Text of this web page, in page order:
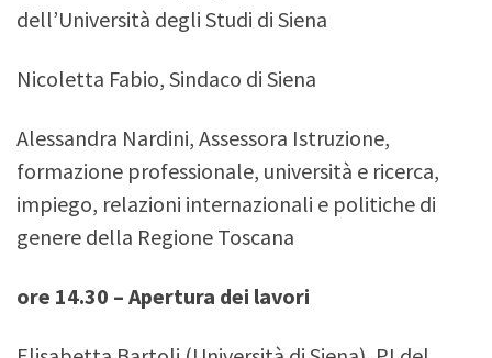
dell’Università degli Studi di Siena
Nicoletta Fabio, Sindaco di Siena
Alessandra Nardini, Assessora Istruzione,
formazione professionale, università e ricerca,
impiego, relazioni internazionali e politiche di
genere della Regione Toscana
ore 14.30 – Apertura dei lavori